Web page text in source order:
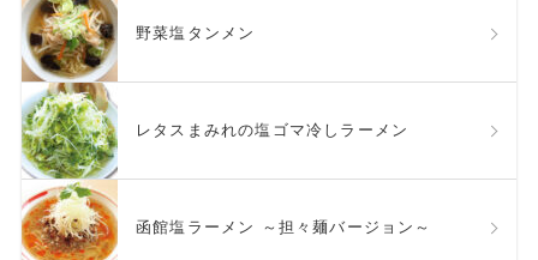
野菜塩タンメン
レタスまみれの塩ゴマ冷しラーメン
函館塩ラーメン ～担々麺バージョン～